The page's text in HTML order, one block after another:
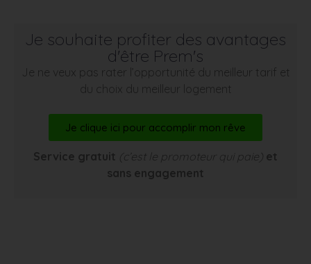
Je souhaite profiter des avantages
d'être Prem's
Je ne veux pas rater l’opportunité du meilleur tarif et
du choix du meilleur logement
Je clique ici pour accomplir mon rêve
Service gratuit (c’est le promoteur qui paie) et
sans engagement